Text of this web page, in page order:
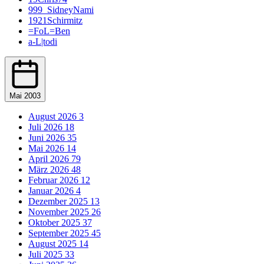
999_SidneyNami
1921Schirmitz
=FoL=Ben
a-L|todi
abdecker
Acxxis
Acy88
AdamskiFifa09
addy
adequade53
Adi
Adler Essen
Adlerträger
Adrian Zralka
AFC-Ramos
Afghanenpower
agrohimzui
Aguero27
Ahlener86
aikone
airoxSTAR
airwaver
akedo
Mai 2003
August 2026 3
Juli 2026 18
Juni 2026 35
Mai 2026 14
April 2026 79
März 2026 48
Februar 2026 12
Januar 2026 4
Dezember 2025 13
November 2025 26
Oktober 2025 37
September 2025 45
August 2025 14
Juli 2025 33